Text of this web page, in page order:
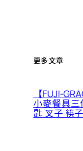
更多文章
【FUJI-
小麥餐具三
匙 叉子 筷